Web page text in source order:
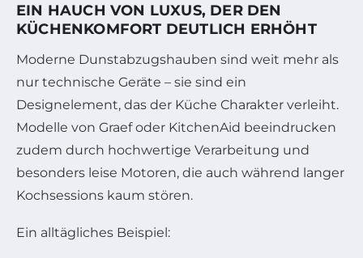
EIN HAUCH VON LUXUS, DER DEN
KÜCHENKOMFORT DEUTLICH ERHÖHT
Moderne Dunstabzugshauben sind weit mehr als
nur technische Geräte – sie sind ein
Designelement, das der Küche Charakter verleiht.
Modelle von Graef oder KitchenAid beeindrucken
zudem durch hochwertige Verarbeitung und
besonders leise Motoren, die auch während langer
Kochsessions kaum stören.
Ein alltägliches Beispiel: